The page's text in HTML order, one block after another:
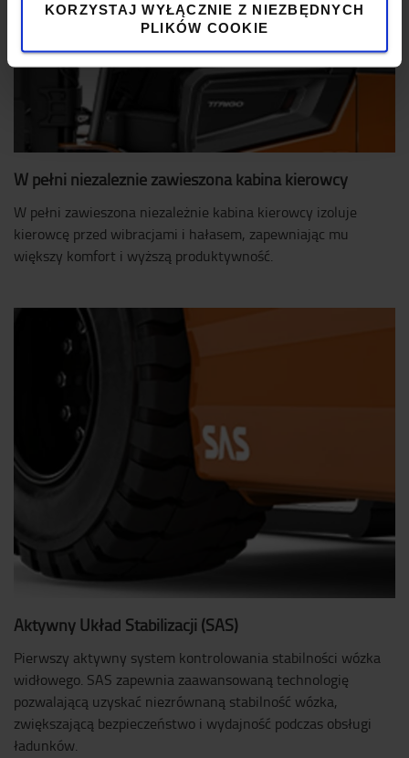
KORZYSTAJ WYŁĄCZNIE Z NIEZBĘDNYCH
PLIKÓW COOKIE
W pełni niezależnie zawieszona kabina kierowcy
W pełni zawieszona niezależnie kabina kierowcy izoluje
kierowcę przed wibracjami i hałasem, zapewniając mu
większy komfort i wyższą produktywność.
Aktywny Układ Stabilizacji (SAS)
Pierwszy aktywny system kontrolowania stabilności wózka
widłowego. SAS zapewnia zaawansowaną technologię
pozwalającą uzyskać niezrównaną stabilność wózka,
zwiększającą bezpieczeństwo i wydajność podczas obsługi
ładunków.